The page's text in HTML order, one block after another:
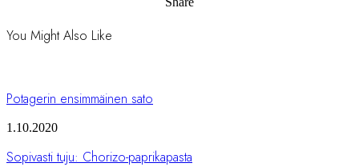
You Might Also Like
Potagerin ensimmäinen sato
1.10.2020
Sopivasti tuju: Chorizo-paprikapasta